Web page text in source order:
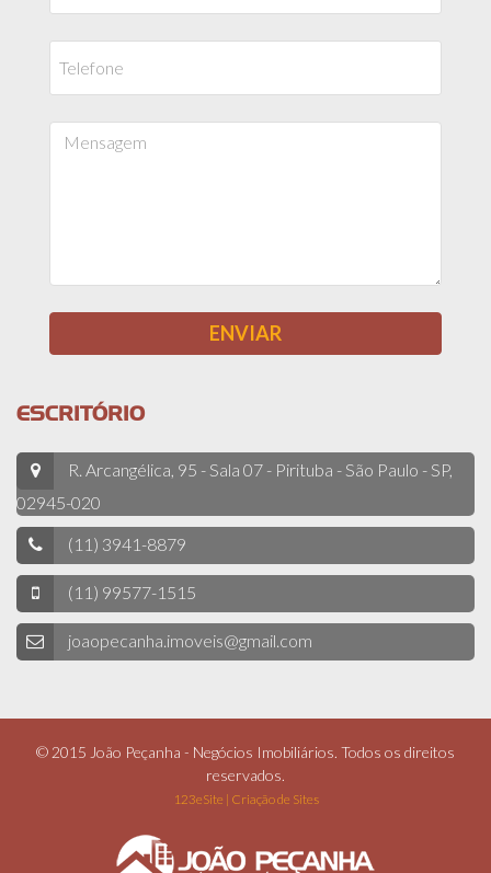
ESCRITÓRIO
R. Arcangélica, 95 - Sala 07 - Pirituba - São Paulo - SP,
02945-020
(11) 3941-8879
(11) 99577-1515
joaopecanha.imoveis@gmail.com
© 2015 João Peçanha - Negócios Imobiliários. Todos os direitos
reservados.
123eSite | Criação de Sites